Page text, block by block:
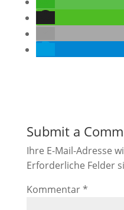
Submit a
Ihre E-Mail-Adresse
Erforderliche Felder
Kommentar*